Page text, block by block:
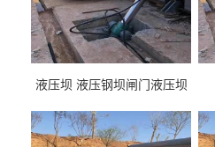
液压坝 液压钢坝闸门液压坝